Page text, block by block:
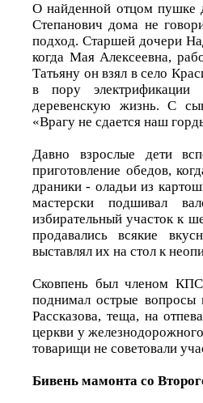
О найденной отцом пушке
Степанович дома не
подход. Старшей дочери
когда Мая Алексеевна,
Татьяну он взял в село
в пору
деревенскую жизнь. С
«Врагу не сдается наш
Давно взрослые дети
приготовление обедов,
драники - оладьи из
мастерски подшивал
избирательный участок к
продавались всякие
выставлял их на стол к
Сковпень был членом
поднимал острые вопросы
Рассказова, теща, на
церкви у
товарищи не советовали
Бивень мамонта со